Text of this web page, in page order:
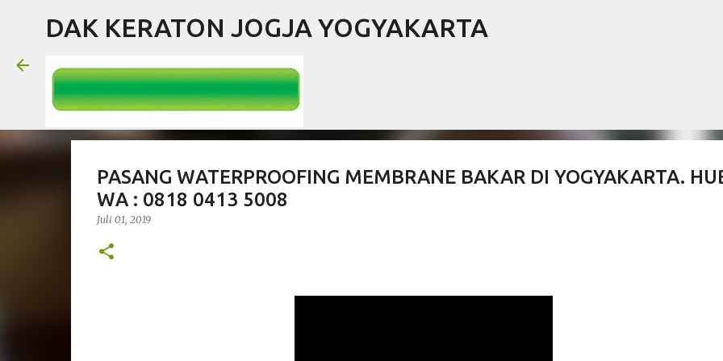
Langsung ke konten utama
DAK KERATON JOGJA YOGYAKARTA
PASANG WATERPROOFING MEMBRANE BAKAR DI YOGYAKARTA.
WA : 0818 0413 5008
Juli 01, 2019